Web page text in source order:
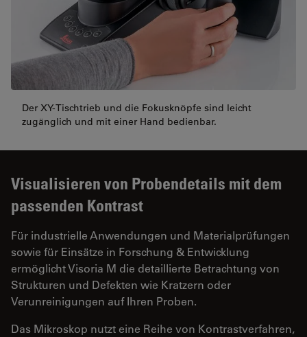
Der XY-Tischtrieb und die Fokusknöpfe sind leicht
zugänglich und mit einer Hand bedienbar.
Visualisieren von Probendetails mit dem
passenden Kontrast
Für industrielle Anwendungen und Materialprüfungen
sowie für Einsätze in Forschung & Entwicklung
ermöglicht Visoria M die detaillierte Betrachtung von
Strukturen und Defekten wie Kratzern oder
Verunreinigungen auf Ihren Proben.
Das Mikroskop nutzt eine Reihe von Kontrastverfahren,